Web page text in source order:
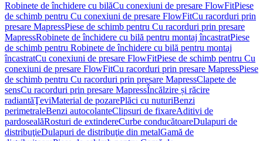
Robinete de închidere cu bilăCu conexiuni de presare FlowFitPiese
de schimb pentru Cu conexiuni de presare FlowFitCu racorduri prin
presare MapressPiese de schimb pentru Cu racorduri prin presare
MapressRobinete de închidere cu bilă pentru montaj încastratPiese
de schimb pentru Robinete de închidere cu bilă pentru montaj
încastratCu conexiuni de presare FlowFitPiese de schimb pentru Cu
conexiuni de presare FlowFitCu racorduri prin presare MapressPiese
de schimb pentru Cu racorduri prin presare MapressClapete de
sensCu racorduri prin presare MapressÎncălzire și răcire
radiantăŢeviMaterial de pozarePlăci cu nuturiBenzi
perimetraleBenzi autocolanteClipsuri de fixareAditivi de
pardosealăRosturi de extindereCurbe conducătoareDulapuri de
distribuţieDulapuri de distribuţie din metalGamă de